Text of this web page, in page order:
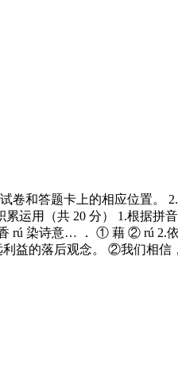
卷和答题卡上的相应位置。
运用（共 20 分） 1.根据拼
rú 染诗意… ． ① 藉 ② rú 2.
益的落后观念。 ②我们相信